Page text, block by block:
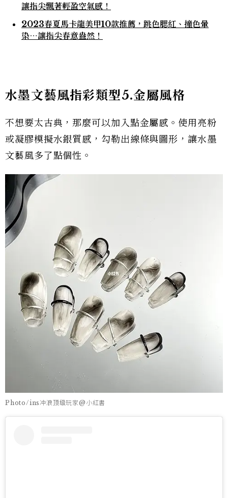
讓指尖飄著輕盈空氣感！
2023春夏馬卡龍美甲10款推薦，跳色腮紅、撞色暈
染⋯讓指尖春意盎然！
水墨文藝風指彩類型5.金屬風格
不想要太古典，那麼可以加入點金屬感。使用亮粉
或凝膠模擬水銀質感，勾勒出線條與圖形，讓水墨
文藝風多了點個性。
Photo/ins冲浪顶级玩家@小紅書